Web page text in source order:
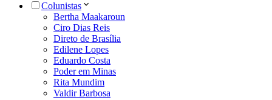
Colunistas
Bertha Maakaroun
Ciro Dias Reis
Direto de Brasília
Edilene Lopes
Eduardo Costa
Poder em Minas
Rita Mundim
Valdir Barbosa